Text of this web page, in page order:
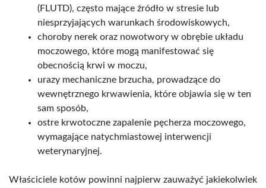
(FLUTD), często mające źródło w stresie lub
niesprzyjających warunkach środowiskowych,
choroby nerek oraz nowotwory w obrębie układu
moczowego, które mogą manifestować się
obecnością krwi w moczu,
urazy mechaniczne brzucha, prowadzące do
wewnętrznego krwawienia, które objawia się w ten
sam sposób,
ostre krwotoczne zapalenie pęcherza moczowego,
wymagające natychmiastowej interwencji
weterynaryjnej.
Właściciele kotów powinni najpierw zauważyć jakiekolwiek